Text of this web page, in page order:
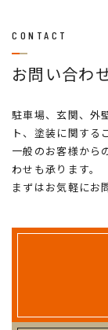
CONTACT
お問い合わ
駐車場、玄関、外
ト、塗装に関する
一般のお客様から
わせも承ります。
まずはお気軽にお